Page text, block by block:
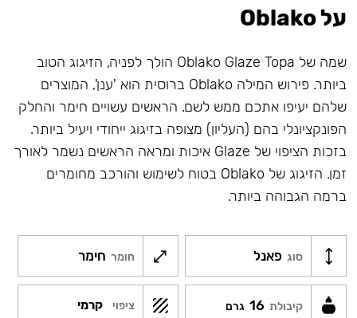
על Oblako
שמה של Oblako Glaze Topa הולך לפניה, הזיגוג הטוב
ביותר. פירוש המילה Oblako ברוסית הוא 'ענן', המוצרים
שלהם יעיפו אתכם ממש לשם. הראשים עשויים חימר והחלק
הפונקציונלי בהם (העליון) מצופה בזיגוג ייחודי ויעיל ביותר.
בזכות הציפוי של Glaze איכות ומראה הראשים נשמר לאורך
זמן. הזיגוג של Oblako בטוח לשימוש והורכב מחומרים
ברמה הגבוהה ביותר.
סוג פאנל חומר חימר
קיבולת 16 גרם ציפוי קרמי